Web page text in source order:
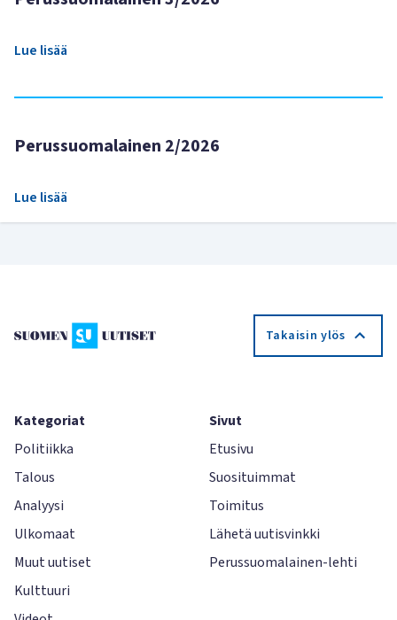
Lue lisää
Perussuomalainen 2/2026
Lue lisää
Takaisin ylös
Kategoriat
Politiikka
Talous
Analyysi
Ulkomaat
Muut uutiset
Kulttuuri
Sivut
Etusivu
Suosituimmat
Toimitus
Lähetä uutisvinkki
Perussuomalainen-lehti